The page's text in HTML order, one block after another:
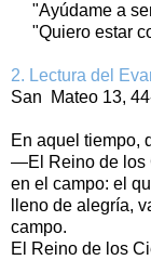
"Ayúdame a
"Quiero estar
2. Lectura del
San Mateo 13,
En aquel tiempo,
—El Reino de los
en el campo: el
lleno de alegría,
campo.
El Reino de los